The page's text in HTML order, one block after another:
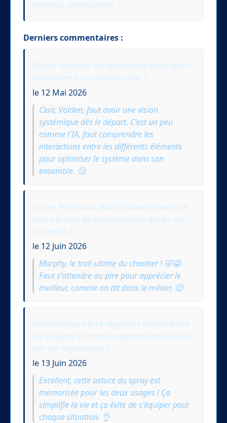
Derniers commentaires :
le 12 Mai 2026
Clair, Volden, faut avoir une vision
systémique dès le départ. C'est un peu
comme l'IA, faut comprendre les
interactions entre les différents éléments
pour optimiser le système dans son
ensemble. 🤔
le 12 Juin 2026
Murphy, le troll ultime du chantier ! 🤣😂
Faut s'attendre au pire pour apprécier le
meilleur, comme on dit dans le métier. 😉
le 13 Juin 2026
Excellent, cette astuce du spray est
mémorisée pour les deux usages ! Ça
simplifie la vie et ça évite de s'équiper pour
chaque situation. 👌